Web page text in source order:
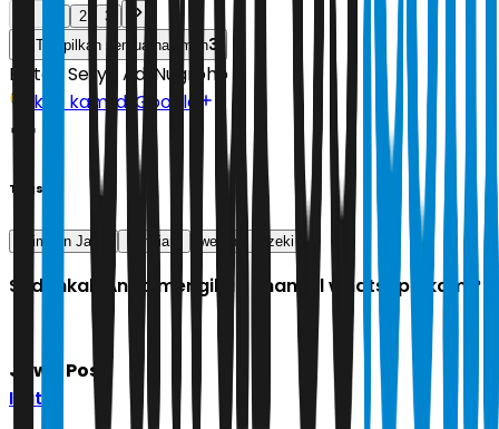
2
3
Tampilkan semua halaman3
Editor: Setyo Adi Nugroho
Ikuti kami di Google
Tags
Primbon Jawa pendiam weton rezeki
Sudahkah Anda mengikuti channel whatsapp kami?
Jawa Pos
Ikuti